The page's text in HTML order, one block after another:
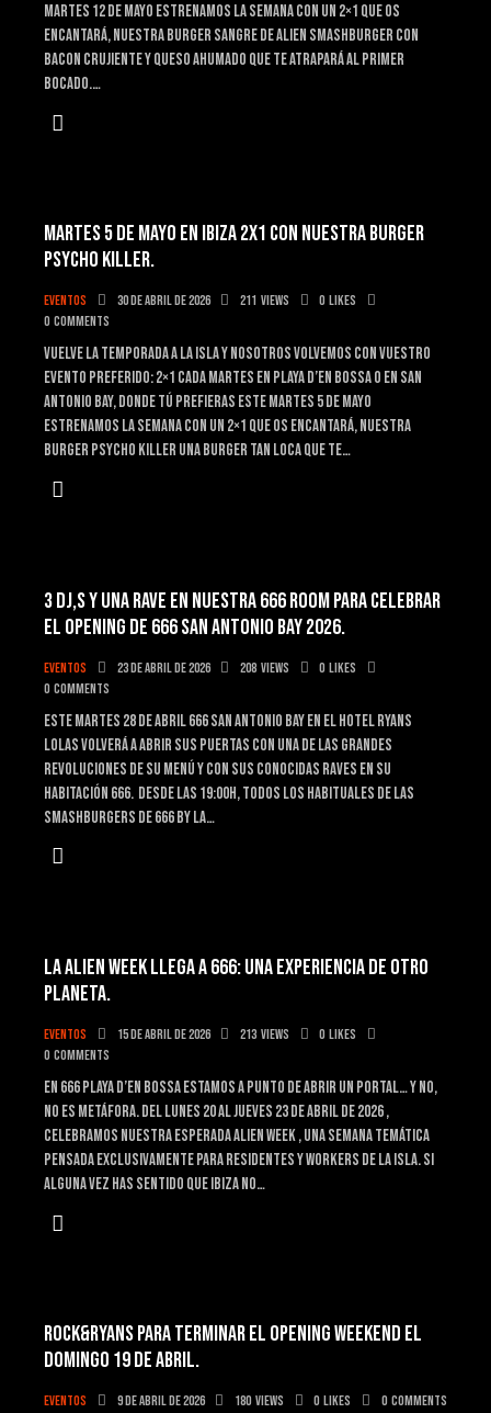
martes 12 DE mayo ESTRENAMOS LA SEMANA CON UN 2×1 QUE OS
ENCANTARÁ, NUESTRA BURGER sangre de alien Smashburger con
bacon crujiente y queso ahumado que te atrapará al primer
bocado.…
MARTES 5 DE MAYO EN IBIZA 2X1 CON NUESTRA BURGER
PSYCHO KILLER.
Eventos 30 de abril de 2026 211 Views 0 Likes
0 Comments
Vuelve la temporada a la isla y nosotros volvemos con vuestro
evento preferido: 2×1 cada martes en playa d’en bossa o en San
Antonio bay, donde tú prefieras Este martes 5 DE mayo
ESTRENAMOS LA SEMANA CON UN 2×1 QUE OS ENCANTARÁ, NUESTRA
BURGER PSYCHO KILLER Una burger tan loca que te…
3 DJ,S Y UNA RAVE EN NUESTRA 666 ROOM PARA CELEBRAR
EL OPENING DE 666 SAN ANTONIO BAY 2026.
Eventos 23 de abril de 2026 208 Views 0 Likes
0 Comments
Este martes 28 de abril 666 San Antonio Bay en el hotel Ryans
lolas volverá a abrir sus puertas con una de las grandes
revoluciones de su menú y con sus conocidas raves en su
habitación 666. Desde las 19:00h, todos los habituales de las
smashburgers de 666 by la…
LA ALIEN WEEK LLEGA A 666: UNA EXPERIENCIA DE OTRO
PLANETA.
Eventos 15 de abril de 2026 213 Views 0 Likes
0 Comments
En 666 Playa d’en Bossa estamos a punto de abrir un portal… y no,
no es metáfora. Del lunes 20 al jueves 23 de abril de 2026 ,
celebramos nuestra esperada Alien Week , una semana temática
pensada exclusivamente para residentes y workers de la isla. Si
alguna vez has sentido que Ibiza no…
ROCK&RYANS PARA TERMINAR EL OPENING WEEKEND EL
DOMINGO 19 DE ABRIL.
Eventos 9 de abril de 2026 180 Views 0 Likes 0 Comments